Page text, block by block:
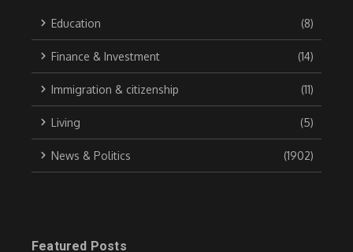
Education (8)
Finance & Investment (14)
Immigration & citizenship (11)
Living (5)
News & Politics (1902)
Featured Posts